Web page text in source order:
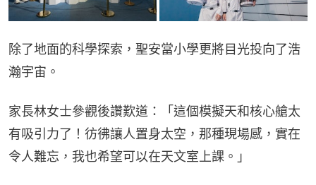
除了地面的科學探索，聖安當小學更將目光投向了浩
瀚宇宙。
家長林女士參觀後讚歎道：「這個模擬天和核心艙太
有吸引力了！彷彿讓人置身太空，那種現場感，實在
令人難忘，我也希望可以在天文室上課。」